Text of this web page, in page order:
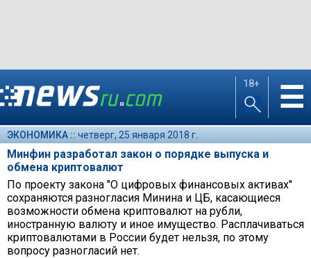
18+ ☰
ЭКОНОМИКА :: четверг, 25 января 2018 г.
Минфин разработал закон о порядке выпуска и
обмена криптовалют
По проекту закона "О цифровых финансовых активах"
сохраняются разногласия Минина и ЦБ, касающиеся
возможности обмена криптовалют на рубли,
иностранную валюту и иное имущество. Расплачиваться
криптовалютами в России будет нельзя, по этому
вопросу разногласий нет.